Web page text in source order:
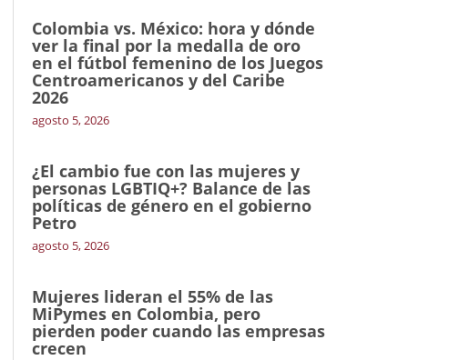
Colombia vs. México: hora y dónde
ver la final por la medalla de oro
en el fútbol femenino de los Juegos
Centroamericanos y del Caribe
2026
agosto 5, 2026
¿El cambio fue con las mujeres y
personas LGBTIQ+? Balance de las
políticas de género en el gobierno
Petro
agosto 5, 2026
Mujeres lideran el 55% de las
MiPymes en Colombia, pero
pierden poder cuando las empresas
crecen